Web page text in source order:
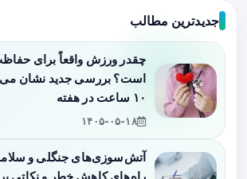
جدیدترین مطالب
چقدر ورزش واقعاً برای
۱۰ ساعت در هفته
۱۴۰۵-۰۵-۱۸
آتش‌سوزی‌های جنگلی و